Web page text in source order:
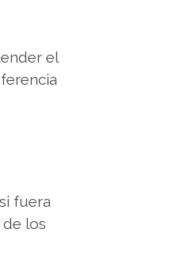
el
fuera
los